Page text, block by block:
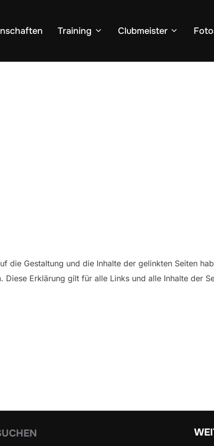
Training Clubmeister
die Gestaltung und die Inhalte der gelinkten Seiten
Erklärung gilt für alle Links und alle Inhalte der